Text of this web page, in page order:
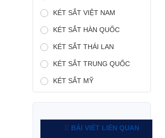
KÉT SẮT VIỆT NAM
KÉT SẮT HÀN QUỐC
KÉT SẮT THÁI LAN
KÉT SẮT TRUNG QUỐC
KÉT SẮT MỸ
BÀI VIẾT LIÊN QUAN